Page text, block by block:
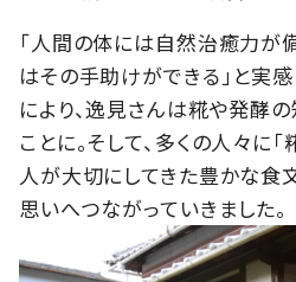
「人間の体には自然治癒力が
はその手助けができる」と実
により、逸見さんは糀や発酵
ことに。そして、多くの人々に
人が大切にしてきた豊かな食
思いへつながっていきました。